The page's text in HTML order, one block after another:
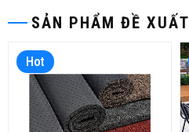
SẢN PHẨM ĐỀ XUẤT
Hot